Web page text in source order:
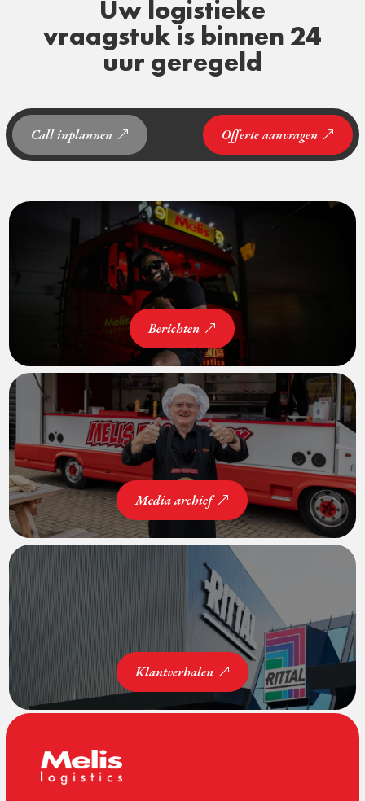
Uw logistieke
vraagstuk is binnen 24
uur geregeld
Call inplannen Offerte aanvragen
Berichten
Media archief
Klantverhalen